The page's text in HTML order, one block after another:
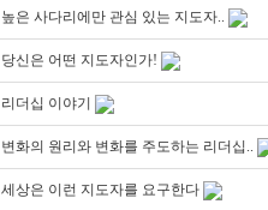
높은 사다리에만 관심 있는 지도자..
당신은 어떤 지도자인가!
리더십 이야기
변화의 원리와 변화를 주도하는 리더십..
세상은 이런 지도자를 요구한다